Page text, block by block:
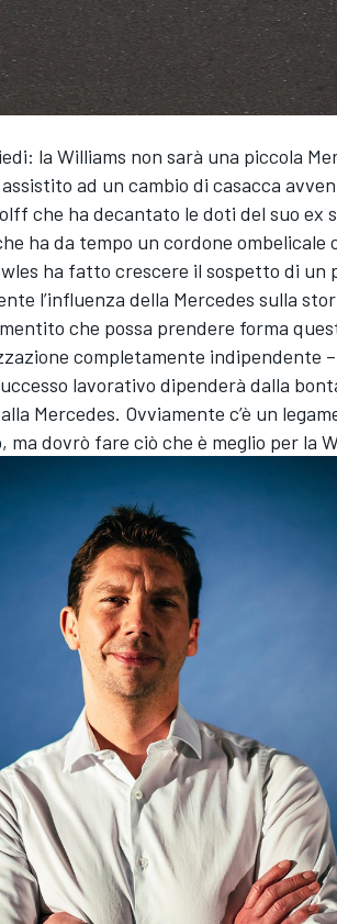
la Williams non sarà una piccola
ad un cambio di casacca
che ha decantato le doti del suo
ha da tempo un cordone ombelicale
ha fatto crescere il sospetto di un
l’influenza della Mercedes sulla
che possa prendere forma
completamente indipendente
lavorativo dipenderà dalla
Mercedes. Ovviamente c’è un
ma dovrò fare ciò che è meglio per la